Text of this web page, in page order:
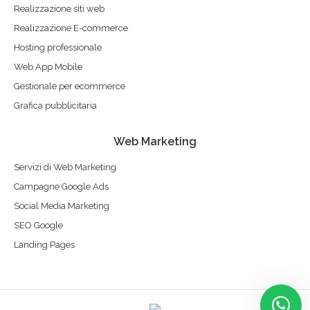
Realizzazione siti web
Realizzazione E-commerce
Hosting professionale
Web App Mobile
Gestionale per ecommerce
Grafica pubblicitaria
Web Marketing
Servizi di Web Marketing
Campagne Google Ads
Social Media Marketing
SEO Google
Landing Pages